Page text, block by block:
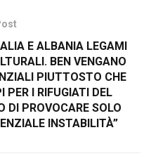
E ALBANIA LEGAMI
BEN VENGANO
PIUTTOSTO CHE
PER I RIFUGIATI DEL
DI PROVOCARE SOLO
INSTABILITÀ”